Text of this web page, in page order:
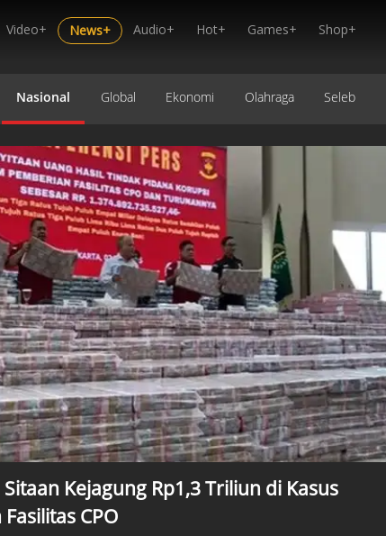
Video+ News+ Audio+ Hot+ Games+ Shop+
Nasional Global Ekonomi Olahraga Seleb
Kejagung Rp1,3 Triliun di Kasus
CPO